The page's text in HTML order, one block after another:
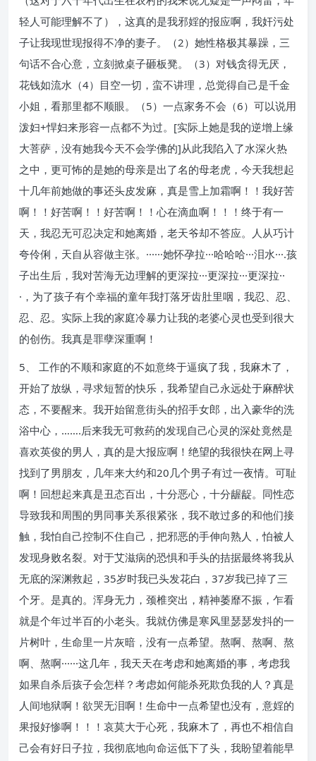
轻人可能理解不了），这真的是我邪婬的报应啊，我奸污处
子让我现世现报得不净的妻子。（2）她性格极其暴躁，三
句话不合心意，立刻掀桌子砸板凳。（3）对钱贪得无厌，
花钱如流水（4）目空一切，蛮不讲理，总觉得自己是千金
小姐，看那里都不顺眼。（5）一点家务不会（6）可以说用
泼妇+悍妇来形容一点都不为过。[实际上她是我的逆增上缘
大菩萨，没有她我今天不会学佛的]从此我陷入了水深火热
之中，更可怖的是她的母亲是出了名的母老虎，今天我想起
十几年前她做的事还头皮发麻，真是雪上加霜啊！！我好苦
啊！！好苦啊！！好苦啊！！心在滴血啊！！！终于有一
天，我忍无可忍决定和她离婚，老天爷却不答应。人从巧计
夸伶俐，天自从容做主张。······她怀孕拉···哈哈哈···泪水···.孩
子出生后，我对苦海无边理解的更深拉···更深拉···更深拉··
·，为了孩子有个幸福的童年我打落牙齿肚里咽，我忍、忍、
忍、忍。实际上我的家庭冷暴力让我的老婆心灵也受到很大
的创伤。我真是罪孽深重啊！
5、 工作的不顺和家庭的不如意终于逼疯了我，我麻木了，
开始了放纵，寻求短暂的快乐，我希望自己永远处于麻醉状
态，不要醒来。我开始留意街头的招手女郎，出入豪华的洗
浴中心，…….后来我无可救药的发现自己心灵的深处竟然是
喜欢英俊的男人，真的是大报应啊！绝望的我很快在网上寻
找到了男朋友，几年来大约和20几个男子有过一夜情。可耻
啊！回想起来真是丑态百出，十分恶心，十分龌龊。同性恋
导致我和周围的男同事关系很紧张，我不敢过多的和他们接
触，我怕自己控制不住自己，把邪恶的手伸向熟人，怕被人
发现身败名裂。对于艾滋病的恐惧和手头的拮据最终将我从
无底的深渊救起，35岁时我已头发花白，37岁我已掉了三
个牙。是真的。浑身无力，颈椎突出，精神萎靡不振，乍看
就是个年过半百的小老头。我就仿佛是寒风里瑟瑟发抖的一
片树叶，生命里一片灰暗，没有一点希望。熬啊、熬啊、熬
啊、熬啊······这几年，我天天在考虑和她离婚的事，考虑我
如果自杀后孩子会怎样？考虑如何能杀死欺负我的人？真是
人间地狱啊！欲哭无泪啊！生命中一点希望也没有，意婬的
果报好惨啊！！！哀莫大于心死，我麻木了，再也不相信自
己会有好日子拉，我彻底地向命运低下了头，我盼望着能早